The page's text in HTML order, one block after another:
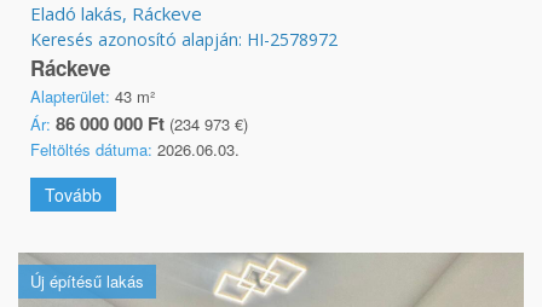
Eladó lakás, Ráckeve
Keresés azonosító alapján: HI-2578972
Ráckeve
Alapterület: 43 m²
Ár: 86 000 000 Ft (234 973 €)
Feltöltés dátuma: 2026.06.03.
Tovább
Új építésű lakás